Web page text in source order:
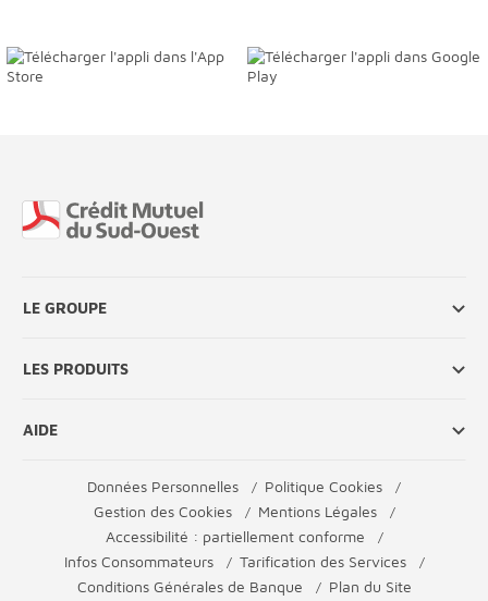
LE GROUPE
LES PRODUITS
AIDE
Données Personnelles
Politique Cookies
Gestion des Cookies
Mentions Légales
Accessibilité : partiellement conforme
Infos Consommateurs
Tarification des Services
Conditions Générales de Banque
Plan du Site
Fin de page